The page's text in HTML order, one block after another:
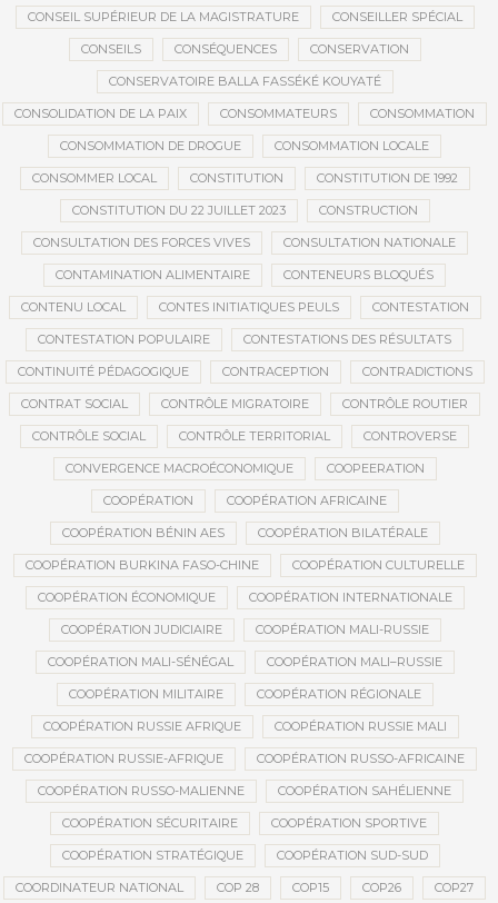
CONSEIL SUPÉRIEUR DE LA MAGISTRATURE CONSEILLER SPÉCIAL
CONSEILS CONSÉQUENCES CONSERVATION
CONSERVATOIRE BALLA FASSÉKÉ KOUYATÉ
CONSOLIDATION DE LA PAIX CONSOMMATEURS CONSOMMATION
CONSOMMATION DE DROGUE CONSOMMATION LOCALE
CONSOMMER LOCAL CONSTITUTION CONSTITUTION DE 1992
CONSTITUTION DU 22 JUILLET 2023 CONSTRUCTION
CONSULTATION DES FORCES VIVES CONSULTATION NATIONALE
CONTAMINATION ALIMENTAIRE CONTENEURS BLOQUÉS
CONTENU LOCAL CONTES INITIATIQUES PEULS CONTESTATION
CONTESTATION POPULAIRE CONTESTATIONS DES RÉSULTATS
CONTINUITÉ PÉDAGOGIQUE CONTRACEPTION CONTRADICTIONS
CONTRAT SOCIAL CONTRÔLE MIGRATOIRE CONTRÔLE ROUTIER
CONTRÔLE SOCIAL CONTRÔLE TERRITORIAL CONTROVERSE
CONVERGENCE MACROÉCONOMIQUE COOPEERATION
COOPÉRATION COOPÉRATION AFRICAINE
COOPÉRATION BÉNIN AES COOPÉRATION BILATÉRALE
COOPÉRATION BURKINA FASO-CHINE COOPÉRATION CULTURELLE
COOPÉRATION ÉCONOMIQUE COOPÉRATION INTERNATIONALE
COOPÉRATION JUDICIAIRE COOPÉRATION MALI-RUSSIE
COOPÉRATION MALI-SÉNÉGAL COOPÉRATION MALI–RUSSIE
COOPÉRATION MILITAIRE COOPÉRATION RÉGIONALE
COOPÉRATION RUSSIE AFRIQUE COOPÉRATION RUSSIE MALI
COOPÉRATION RUSSIE-AFRIQUE COOPÉRATION RUSSO-AFRICAINE
COOPÉRATION RUSSO-MALIENNE COOPÉRATION SAHÉLIENNE
COOPÉRATION SÉCURITAIRE COOPÉRATION SPORTIVE
COOPÉRATION STRATÉGIQUE COOPÉRATION SUD-SUD
COORDINATEUR NATIONAL COP 28 COP15 COP26 COP27